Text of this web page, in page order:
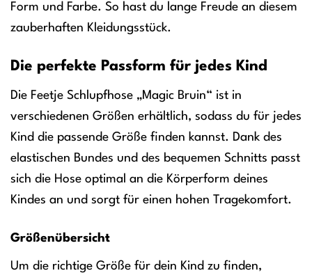
Form und Farbe. So hast du lange Freude an diesem
zauberhaften Kleidungsstück.
Die perfekte Passform für jedes Kind
Die Feetje Schlupfhose „Magic Bruin“ ist in
verschiedenen Größen erhältlich, sodass du für jedes
Kind die passende Größe finden kannst. Dank des
elastischen Bundes und des bequemen Schnitts passt
sich die Hose optimal an die Körperform deines
Kindes an und sorgt für einen hohen Tragekomfort.
Größenübersicht
Um die richtige Größe für dein Kind zu finden,